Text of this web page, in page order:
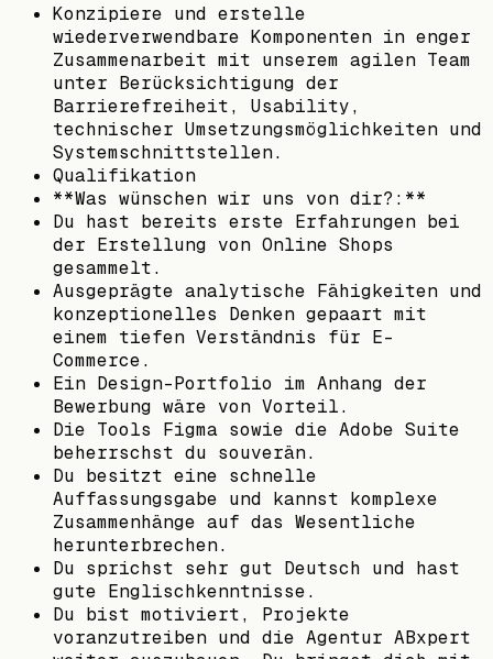
Konzipiere und erstelle
wiederverwendbare Komponenten in enger
Zusammenarbeit mit unserem agilen Team
unter Berücksichtigung der
Barrierefreiheit, Usability,
technischer Umsetzungsmöglichkeiten und
Systemschnittstellen.
Qualifikation
**Was wünschen wir uns von dir?:**
Du hast bereits erste Erfahrungen bei
der Erstellung von Online Shops
gesammelt.
Ausgeprägte analytische Fähigkeiten und
konzeptionelles Denken gepaart mit
einem tiefen Verständnis für E-
Commerce.
Ein Design-Portfolio im Anhang der
Bewerbung wäre von Vorteil.
Die Tools Figma sowie die Adobe Suite
beherrschst du souverän.
Du besitzt eine schnelle
Auffassungsgabe und kannst komplexe
Zusammenhänge auf das Wesentliche
herunterbrechen.
Du sprichst sehr gut Deutsch und hast
gute Englischkenntnisse.
Du bist motiviert, Projekte
voranzutreiben und die Agentur ABxpert